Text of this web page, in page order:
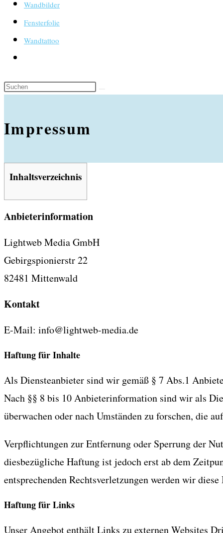
Wandbilder
Fensterfolie
Wandtattoo
umschalten
Impressum
Inhaltsverzeichnis
Anbieterinformation
Lightweb Media GmbH
Gebirgspionierstr 22
82481 Mittenwald
Kontakt
E-Mail: info@lightweb-media.de
Haftung für Inhalte
Als Diensteanbieter sind wir gemäß § 7 Abs.1
Nach §§ 8 bis 10 Anbieterinformation sind wir als
überwachen oder nach Umständen zu forschen, die
Verpflichtungen zur Entfernung oder Sperrung der
diesbezügliche Haftung ist jedoch erst ab dem
entsprechenden Rechtsverletzungen werden wir
Haftung für Links
Unser Angebot enthält Links zu externen Websites